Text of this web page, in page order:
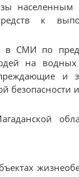
населенным
к
в СМИ по
на водных
и
безопасности